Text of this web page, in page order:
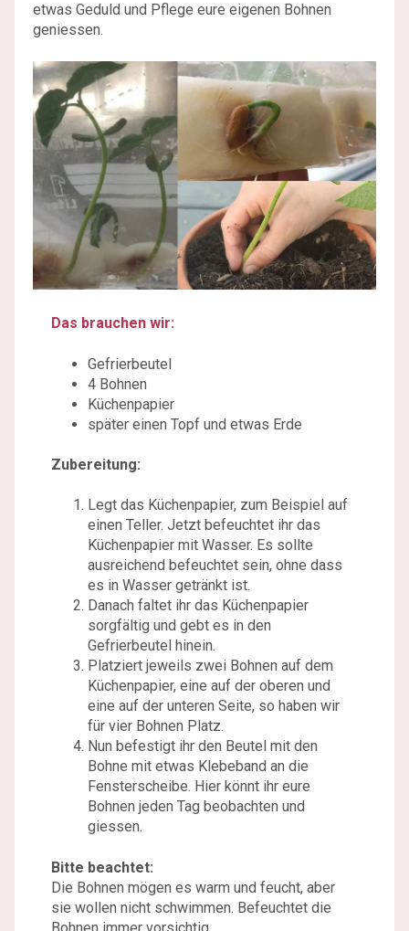
etwas Geduld und Pflege eure eigenen Bohnen
geniessen.
Das brauchen wir:
Gefrierbeutel
4 Bohnen
Küchenpapier
später einen Topf und etwas Erde
Zubereitung:
Legt das Küchenpapier, zum Beispiel auf
einen Teller. Jetzt befeuchtet ihr das
Küchenpapier mit Wasser. Es sollte
ausreichend befeuchtet sein, ohne dass
es in Wasser getränkt ist.
Danach faltet ihr das Küchenpapier
sorgfältig und gebt es in den
Gefrierbeutel hinein.
Platziert jeweils zwei Bohnen auf dem
Küchenpapier, eine auf der oberen und
eine auf der unteren Seite, so haben wir
für vier Bohnen Platz.
Nun befestigt ihr den Beutel mit den
Bohne mit etwas Klebeband an die
Fensterscheibe. Hier könnt ihr eure
Bohnen jeden Tag beobachten und
giessen.
Bitte beachtet:
Die Bohnen mögen es warm und feucht, aber
sie wollen nicht schwimmen. Befeuchtet die
Bohnen immer vorsichtig.